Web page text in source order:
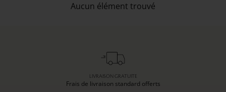
Aucun élément trouvé
LIVRAISON GRATUITE
Frais de livraison standard offerts